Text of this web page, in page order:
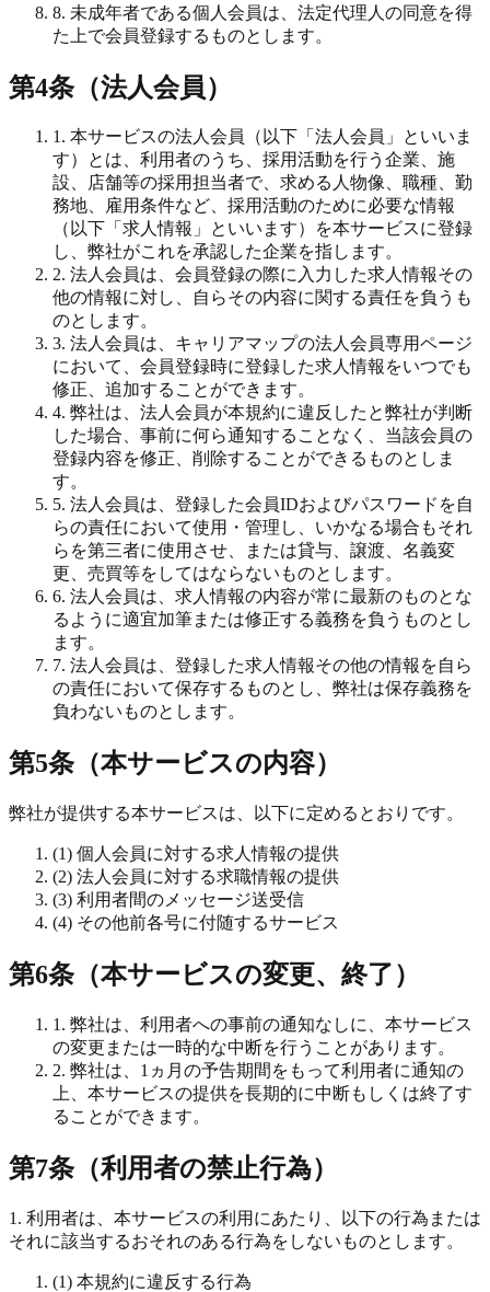
8. 未成年者である個人会員は、法定代理人の同意を得
た上で会員登録するものとします。
第4条（法人会員）
1. 本サービスの法人会員（以下「法人会員」といいま
す）とは、利用者のうち、採用活動を行う企業、施
設、店舗等の採用担当者で、求める人物像、職種、勤
務地、雇用条件など、採用活動のために必要な情報
（以下「求人情報」といいます）を本サービスに登録
し、弊社がこれを承認した企業を指します。
2. 法人会員は、会員登録の際に入力した求人情報その
他の情報に対し、自らその内容に関する責任を負うも
のとします。
3. 法人会員は、キャリアマップの法人会員専用ページ
において、会員登録時に登録した求人情報をいつでも
修正、追加することができます。
4. 弊社は、法人会員が本規約に違反したと弊社が判断
した場合、事前に何ら通知することなく、当該会員の
登録内容を修正、削除することができるものとしま
す。
5. 法人会員は、登録した会員IDおよびパスワードを自
らの責任において使用・管理し、いかなる場合もそれ
らを第三者に使用させ、または貸与、譲渡、名義変
更、売買等をしてはならないものとします。
6. 法人会員は、求人情報の内容が常に最新のものとな
るように適宜加筆または修正する義務を負うものとし
ます。
7. 法人会員は、登録した求人情報その他の情報を自ら
の責任において保存するものとし、弊社は保存義務を
負わないものとします。
第5条（本サービスの内容）
弊社が提供する本サービスは、以下に定めるとおりです。
(1) 個人会員に対する求人情報の提供
(2) 法人会員に対する求職情報の提供
(3) 利用者間のメッセージ送受信
(4) その他前各号に付随するサービス
第6条（本サービスの変更、終了）
1. 弊社は、利用者への事前の通知なしに、本サービス
の変更または一時的な中断を行うことがあります。
2. 弊社は、1ヵ月の予告期間をもって利用者に通知の
上、本サービスの提供を長期的に中断もしくは終了す
ることができます。
第7条（利用者の禁止行為）
1. 利用者は、本サービスの利用にあたり、以下の行為または
それに該当するおそれのある行為をしないものとします。
(1) 本規約に違反する行為